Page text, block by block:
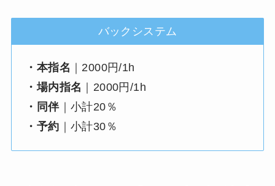
バックシステム
・本指名 ｜2000円/1h
・場内指名
｜2000円/1h
・同伴｜小計20％
・予約 ｜小計30％